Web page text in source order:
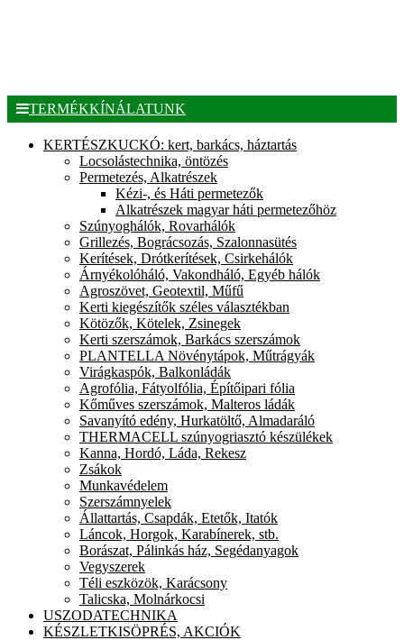
TERMÉKKÍNÁLATUNK
KERTÉSZKUCKÓ: kert, barkács, háztartás
Locsolástechnika, öntözés
Permetezés, Alkatrészek
Kézi-, és Háti permetezők
Alkatrészek magyar háti permetezőhöz
Szúnyoghálók, Rovarhálók
Grillezés, Bográcsozás, Szalonnasütés
Kerítések, Drótkerítések, Csirkehálók
Árnyékolóháló, Vakondháló, Egyéb hálók
Agroszövet, Geotextil, Műfű
Kerti kiegészítők széles választékban
Kötözők, Kötelek, Zsinegek
Kerti szerszámok, Barkács szerszámok
PLANTELLA Növénytápok, Műtrágyák
Virágkaspók, Balkonládák
Agrofólia, Fátyolfólia, Építőipari fólia
Kőműves szerszámok, Malteros ládák
Savanyító edény, Hurkatöltő, Almadaráló
THERMACELL szúnyogriasztó készülékek
Kanna, Hordó, Láda, Rekesz
Zsákok
Munkavédelem
Szerszámnyelek
Állattartás, Csapdák, Etetők, Itatók
Láncok, Horgok, Karabínerek, stb.
Borászat, Pálinkás ház, Segédanyagok
Vegyszerek
Téli eszközök, Karácsony
Talicska, Molnárkocsi
USZODATECHNIKA
KÉSZLETKISÖPRÉS, AKCIÓK